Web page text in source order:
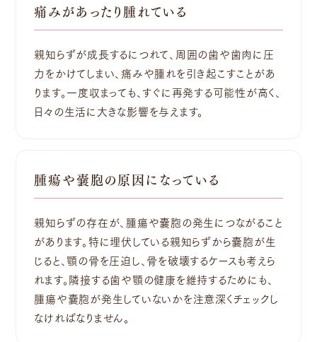
痛みがあったり腫れている
親知らずが成長するにつれて、周囲の歯や歯肉に圧
力をかけてしまい、痛みや腫れを引き起こすことがあ
ります。一度収まっても、すぐに再発する可能性が高く、
日々の生活に大きな影響を与えます。
腫瘍や嚢胞の原因になっている
親知らずの存在が、腫瘍や嚢胞の発生につながること
があります。特に埋伏している親知らずから嚢胞が生
じると、顎の骨を圧迫し、骨を破壊するケースも考えら
れます。隣接する歯や顎の健康を維持するためにも、
腫瘍や嚢胞が発生していないかを注意深くチェックし
なければなりません。